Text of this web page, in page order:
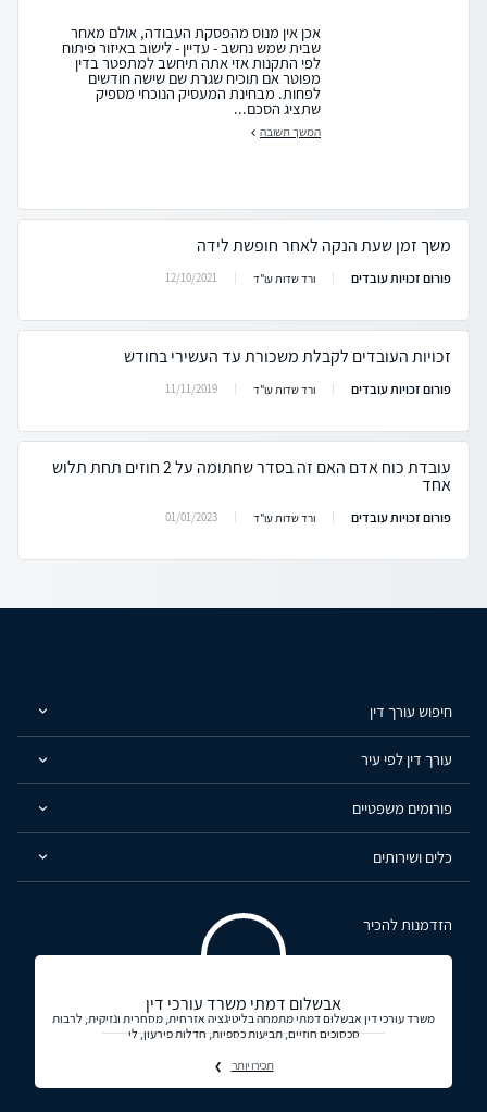
אכן אין מנוס מהפסקת העבודה, אולם מאחר
שבית שמש נחשב - עדיין - לישוב באיזור פיתוח
לפי התקנות אזי אתה תיחשב למתפטר בדין
מפוטר אם תוכיח שגרת שם שישה חודשים
לפחות. מבחינת המעסיק הנוכחי מספיק
שתציג הסכם...
המשך תשובה
משך זמן שעת הנקה לאחר חופשת לידה
פורום זכויות עובדים ורד שדות עו"ד 12/10/2021
זכויות העובדים לקבלת משכורת עד העשירי בחודש
פורום זכויות עובדים ורד שדות עו"ד 11/11/2019
עובדת כוח אדם האם זה בסדר שחתומה על 2 חוזים תחת תלוש
אחד
פורום זכויות עובדים ורד שדות עו"ד 01/01/2023
חיפוש עורך דין
עורך דין לפי עיר
פורומים משפטיים
כלים ושירותים
הזדמנות להכיר
אבשלום דמתי משרד עורכי דין
משרד עורכי דין אבשלום דמתי מתמחה בליטיגציה אזרחית, מסחרית ונזיקית, לרבות
סכסוכים חוזיים, תביעות כספיות, חדלות פירעון, לי
תכירו יותר